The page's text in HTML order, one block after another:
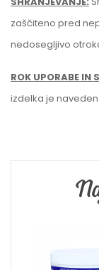
zaščiteno pred
nedosegljivo
ROK UPORABE IN
izdelka je